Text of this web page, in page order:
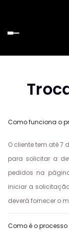
Como funciona o
O cliente tem até 7
para solicitar a
pedidos na
iniciar a
deverá fornecer o
Como é o